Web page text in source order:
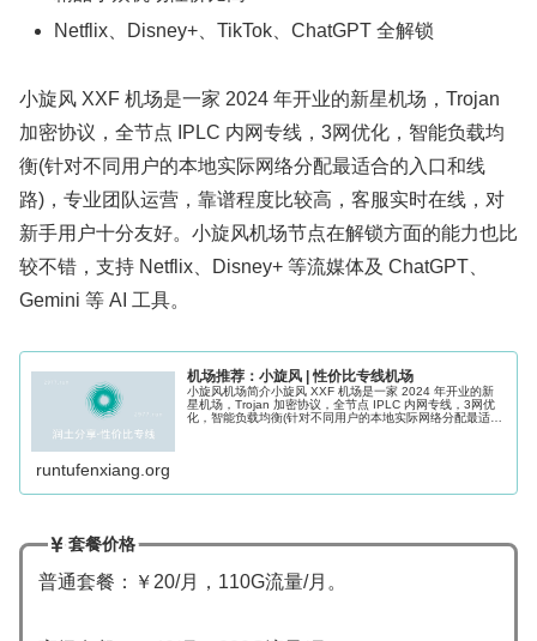
Netflix、Disney+、TikTok、ChatGPT 全解锁
小旋风 XXF 机场是一家 2024 年开业的新星机场，Trojan
加密协议，全节点 IPLC 内网专线，3网优化，智能负载均
衡(针对不同用户的本地实际网络分配最适合的入口和线
路)，专业团队运营，靠谱程度比较高，客服实时在线，对
新手用户十分友好。小旋风机场节点在解锁方面的能力也比
较不错，支持 Netflix、Disney+ 等流媒体及 ChatGPT、
Gemini 等 AI 工具。
机场推荐：小旋风 | 性价比专线机场
小旋风机场简介小旋风 XXF 机场是一家 2024 年开业的新
星机场，Trojan 加密协议，全节点 IPLC 内网专线，3网优
化，智能负载均衡(针对不同用户的本地实际网络分配最适合
runtufenxiang.org
套餐价格
普通套餐：￥20/月，110G流量/月。